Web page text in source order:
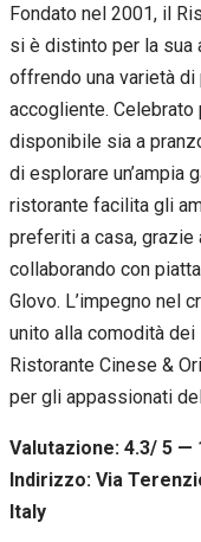
Fondato nel 2001, il
si è distinto per la sua
offrendo una varietà
accogliente. Celebrato
disponibile sia a
di esplorare un’ampia
ristorante facilita gli
preferiti a casa,
collaborando con
Glovo. L’impegno nel
unito alla comodità
Ristorante Cinese &
per gli appassionati
Valutazione: 4.3/ 5 —
Indirizzo: Via
Italy